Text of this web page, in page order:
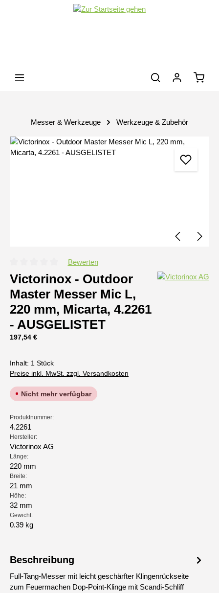
Zum Hauptinhalt springen
Messer & Werkzeuge Werkzeuge & Zubehör
Bildergalerie überspringen
Durchschnittliche Bewertung von 0 von 5 Sternen
Bewerten
Victorinox - Outdoor
Master Messer Mic L,
220 mm, Micarta, 4.2261
- AUSGELISTET
Regulärer Preis:
197,54 €
Inhalt: 1 Stück
Preise inkl. MwSt. zzgl. Versandkosten
Nicht mehr verfügbar
Produktnummer:
4.2261
Hersteller:
Victorinox AG
Länge:
220 mm
Breite:
21 mm
Höhe:
32 mm
Gewicht:
0.39 kg
Beschreibung
Full-Tang-Messer mit leicht geschärfter Klingenrückseite
zum Feuermachen Dop-Point-Klinge mit Scandi-Schliff